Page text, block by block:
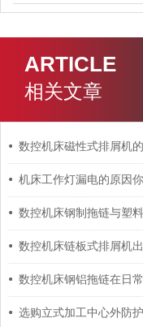
ARTICLE
相关文章
机床工作灯漏电的原因